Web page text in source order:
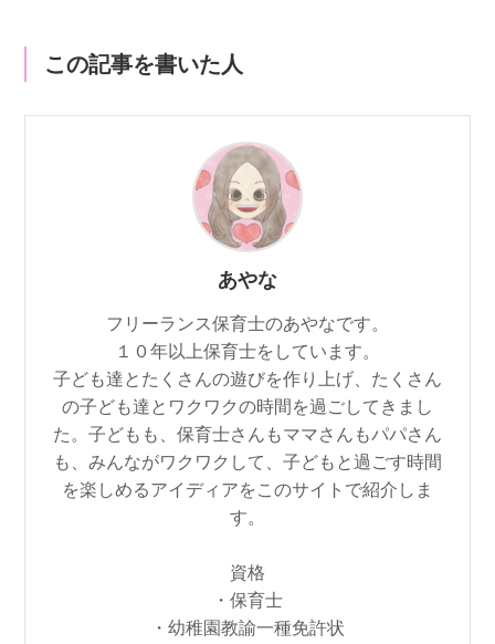
この記事を書いた人
あやな
フリーランス保育士のあやなです。
１０年以上保育士をしています。
子ども達とたくさんの遊びを作り上げ、たくさん
の子ども達とワクワクの時間を過ごしてきまし
た。子どもも、保育士さんもママさんもパパさん
も、みんながワクワクして、子どもと過ごす時間
を楽しめるアイディアをこのサイトで紹介しま
す。
資格
・保育士
・幼稚園教諭一種免許状